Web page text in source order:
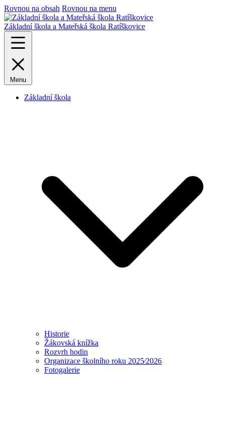
Rovnou na obsah Rovnou na menu
Základní škola a Mateřská škola Ratíškovice
Menu
Základní škola
Historie
Žákovská knížka
Rozvrh hodin
Organizace školního roku 2025⁄2026
Fotogalerie